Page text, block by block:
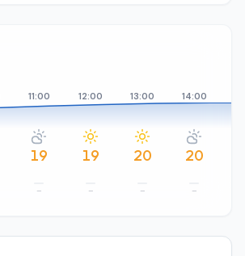
11:00
19
–
12:00
19
–
13:00
20
–
14:00
20
–